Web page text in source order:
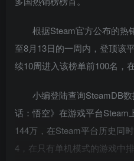
根据Steam官方公布的热
至8月13日的一周内，登顶该
续10周进入该榜单前100名，
小编登陆查询SteamDB
话：悟空》在游戏平台Steam
144万，在Steam平台历史同
4，在只有单机模式的游戏中